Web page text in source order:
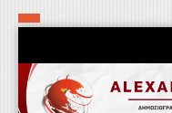
Αρχική
Τα εν δήμω εν οίκω